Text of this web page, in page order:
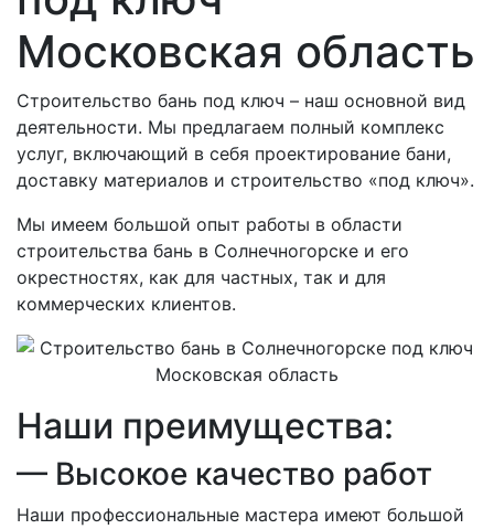
Московская область
Строительство бань под ключ – наш основной вид
деятельности. Мы предлагаем полный комплекс
услуг, включающий в себя проектирование бани,
доставку материалов и строительство «под ключ».
Мы имеем большой опыт работы в области
строительства бань в Солнечногорске и его
окрестностях, как для частных, так и для
коммерческих клиентов.
Наши преимущества:
— Высокое качество работ
Наши профессиональные мастера имеют большой